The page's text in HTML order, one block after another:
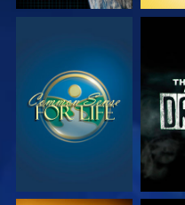
観る